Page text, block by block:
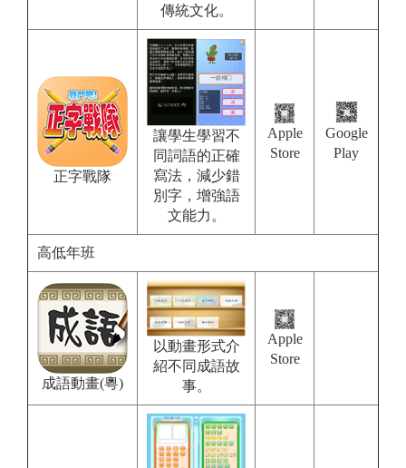
傳統文化。
正字戰隊
讓學生學習不
同詞語的正確
寫法，減少錯
別字，增強語
文能力。
Apple
Store
Google
Play
高低年班
成語動畫(粵)
以動畫形式介
紹不同成語故
事。
Apple
Store